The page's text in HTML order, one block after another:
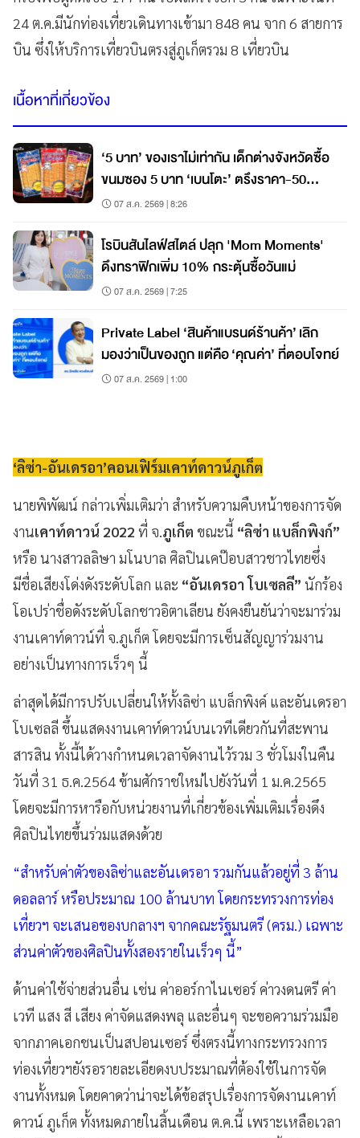
24 ต.ค.มีนักท่องเที่ยวเดินทางเข้ามา 848 คน จาก 6 สายการ
บิน ซึ่งให้บริการเที่ยวบินตรงสู่ภูเก็ตรวม 8 เที่ยวบิน
เนื้อหาที่เกี่ยวข้อง
‘5 บาท’ ของเราไม่เท่ากัน เด็กต่างจังหวัดซื้อ
ขนมซอง 5 บาท ‘เบนโตะ’ ตรึงราคา-50
สตางค์ก็ขึ้นไม่ได้
07 ส.ค. 2569 | 8:26
โรบินสันไลฟ์สไตล์ ปลุก 'Mom Moments'
ดึงทราฟิกเพิ่ม 10% กระตุ้นซื้อวันแม่
07 ส.ค. 2569 | 7:25
Private Label ‘สินค้าแบรนด์ร้านค้า’ เลิก
มองว่าเป็นของถูก แต่คือ ‘คุณค่า’ ที่ตอบโจทย์
07 ส.ค. 2569 | 1:00
‘ลิซ่า-อันเดรอา’คอนเฟิร์มเคาท์ดาวน์ภูเก็ต
นายพิพัฒน์ กล่าวเพิ่มเติมว่า สำหรับความคืบหน้าของการจัด
งานเคาท์ดาวน์ 2022 ที่ จ.ภูเก็ต ขณะนี้ “ลิซ่า แบล็กพิงก์”
หรือ นางสาวลลิษา มโนบาล ศิลปินเคป๊อบสาวชาวไทยซึ่ง
มีชื่อเสียงโด่งดังระดับโลก และ “อันเดรอา โบเซลลี” นักร้อง
โอเปร่าชื่อดังระดับโลกชาวอิตาเลียน ยังคงยืนยันว่าจะมาร่วม
งานเคาท์ดาวน์ที่ จ.ภูเก็ต โดยจะมีการเซ็นสัญญาร่วมงาน
อย่างเป็นทางการเร็วๆ นี้
ล่าสุดได้มีการปรับเปลี่ยนให้ทั้งลิซ่า แบล็กพิงค์ และอันเดรอา
โบเซลลี ขึ้นแสดงงานเคาท์ดาวน์บนเวทีเดียวกันที่สะพาน
สารสิน ทั้งนี้ได้วางกำหนดเวลาจัดงานไว้รวม 3 ชั่วโมงในคืน
วันที่ 31 ธ.ค.2564 ข้ามศักราชใหม่ไปยังวันที่ 1 ม.ค.2565
โดยจะมีการหารือกับหน่วยงานที่เกี่ยวข้องเพิ่มเติมเรื่องดึง
ศิลปินไทยขึ้นร่วมแสดงด้วย
“สำหรับค่าตัวของลิซ่าและอันเดรอา รวมกันแล้วอยู่ที่ 3 ล้าน
ดอลลาร์ หรือประมาณ 100 ล้านบาท โดยกระทรวงการท่อง
เที่ยวฯ จะเสนอของบกลางฯ จากคณะรัฐมนตรี (ครม.) เฉพาะ
ส่วนค่าตัวของศิลปินทั้งสองรายในเร็วๆ นี้”
ด้านค่าใช้จ่ายส่วนอื่น เช่น ค่าออร์กาไนเซอร์ ค่าวงดนตรี ค่า
เวที แสง สี เสียง ค่าจัดแสดงพลุ และอื่นๆ จะขอความร่วมมือ
จากภาคเอกชนเป็นสปอนเซอร์ ซึ่งตรงนี้ทางกระทรวงการ
ท่องเที่ยวฯยังรอรายละเอียดงบประมาณที่ต้องใช้ในการจัด
งานทั้งหมด โดยคาดว่าน่าจะได้ข้อสรุปเรื่องการจัดงานเคาท์
ดาวน์ ภูเก็ต ทั้งหมดภายในสิ้นเดือน ต.ค.นี้ เพราะเหลือเวลา